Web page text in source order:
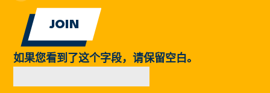
如果您看到了这个字段，请保留空白。